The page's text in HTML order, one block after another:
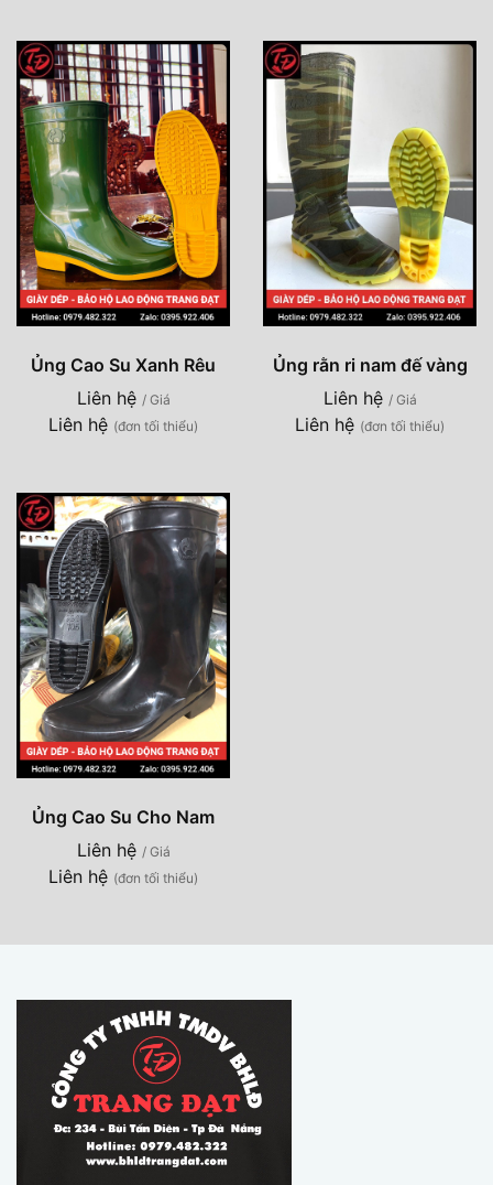
Ủng Cao Su Xanh Rêu
Liên hệ / Giá
Liên hệ (đơn tối thiểu)
Ủng rằn ri nam đế vàng
Liên hệ / Giá
Liên hệ (đơn tối thiểu)
Ủng Cao Su Cho Nam
Liên hệ / Giá
Liên hệ (đơn tối thiểu)